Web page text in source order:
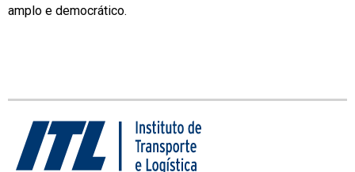
amplo e democrático.